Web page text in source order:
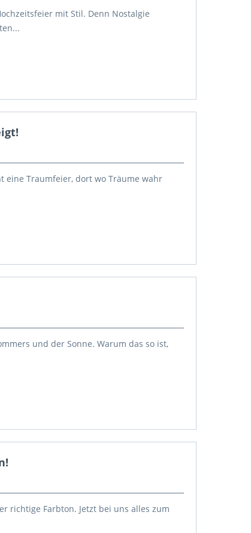
mit Stil. Denn Nostalgie
eine Traumfeier, dort wo Träume wahr
und der Sonne. Warum das so ist,
richtige Farbton. Jetzt bei uns alles zum